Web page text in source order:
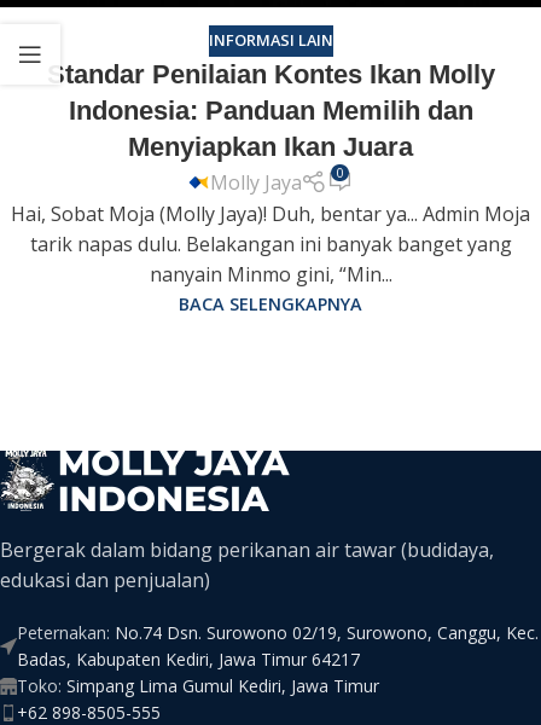
INFORMASI LAIN
Standar Penilaian Kontes Ikan Molly
Indonesia: Panduan Memilih dan
Menyiapkan Ikan Juara
Molly Jaya 0
Hai, Sobat Moja (Molly Jaya)! Duh, bentar ya... Admin Moja
tarik napas dulu. Belakangan ini banyak banget yang
nanyain Minmo gini, “Min...
BACA SELENGKAPNYA
Bergerak dalam bidang perikanan air tawar (budidaya,
edukasi dan penjualan)
Peternakan: No.74 Dsn. Surowono 02/19, Surowono, Canggu, Kec.
Badas, Kabupaten Kediri, Jawa Timur 64217
Toko: Simpang Lima Gumul Kediri, Jawa Timur
+62 898-8505-555